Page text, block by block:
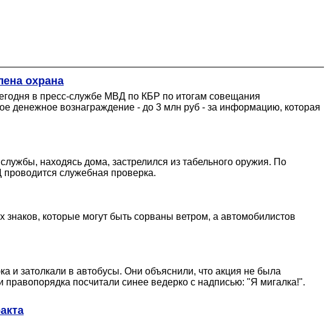
охрана
в пресс-службе МВД по КБР по итогам совещания
денежное вознаграждение - до 3 млн руб - за информацию, которая
находясь дома, застрелился из табельного оружия. По
служебная проверка.
которые могут быть сорваны ветром, а автомобилистов
и затолкали в автобусы. Они объяснили, что акция не была
правопорядка посчитали синее ведерко с надписью: "Я мигалка!".